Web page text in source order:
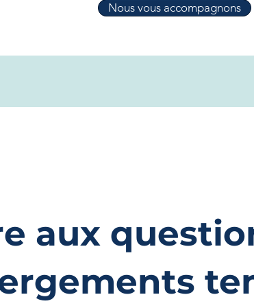
Nous vous accompagnons
aux